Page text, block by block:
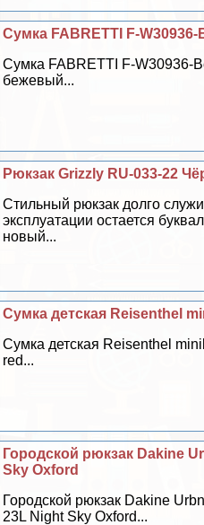
Сумка FABRETTI F-
Сумка FABRETTI F-W30936-
бежевый...
Рюкзак Grizzly RU-033-22
Стильный рюкзак долго
эксплуатации остается
новый...
Сумка детская Reisenthel
Сумка детская Reisenthel
red...
Городской рюкзак Dakine
Sky Oxford
Городской рюкзак Dakine
23L Night Sky Oxford...